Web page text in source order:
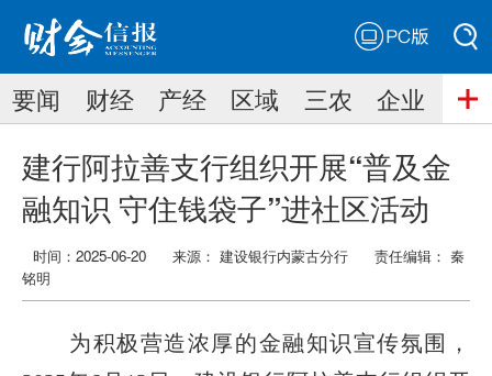
搜索
搜索
要闻 财经 产经 区域 三农 企业
建行阿拉善支行组织开展“普及金
融知识 守住钱袋子”进社区活动
时间：2025-06-20 来源： 建设银行内蒙古分行 责任编辑： 秦
铭明
为积极营造浓厚的金融知识宣传氛围，